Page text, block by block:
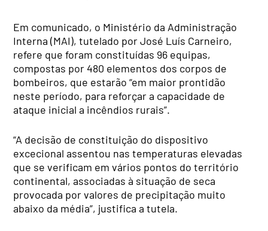
Em comunicado, o Ministério da Administração
Interna (MAI), tutelado por José Luís Carneiro,
refere que foram constituídas 96 equipas,
compostas por 480 elementos dos corpos de
bombeiros, que estarão “em maior prontidão
neste período, para reforçar a capacidade de
ataque inicial a incêndios rurais”.
“A decisão de constituição do dispositivo
excecional assentou nas temperaturas elevadas
que se verificam em vários pontos do território
continental, associadas à situação de seca
provocada por valores de precipitação muito
abaixo da média”, justifica a tutela.